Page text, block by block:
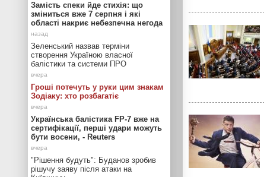
Замість спеки йде стихія: що
зміниться вже 7 серпня і які
області накриє небезпечна негода
Зеленський назвав терміни
створення Україною власної
балістики та системи ПРО
Гроші потечуть у руки цим знакам
Зодіаку: хто розбагатіє
Українська балістика FP-7 вже на
сертифікації, перші удари можуть
бути восени, - Reuters
"Рішення будуть": Буданов зробив
рішучу заяву після атаки на